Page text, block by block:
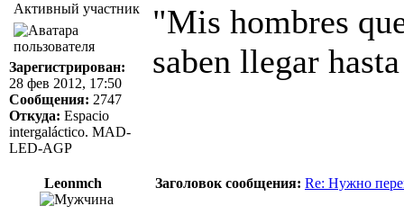
Активный участник
Зарегистрирован:
28 фев 2012, 17:50
Сообщения: 2747
Откуда: Espacio
intergaláctico. MAD-
LED-AGP
"Mis hombres
saben llegar
Leonmch Заголовок сообщения: Re: Нужно